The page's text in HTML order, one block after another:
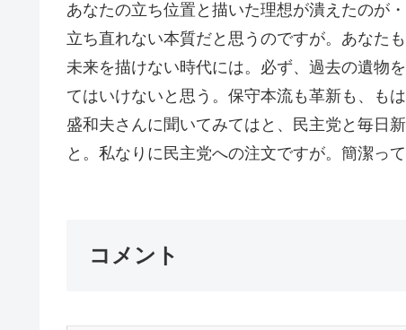
あなたの立ち位置と描いた理想が潰えたのが
立ち直れない本質だと思うのですが。あなた
未来を描けない時代には。必ず、過去の遺物
てはいけないと思う。保守本流も革新も、も
盛和夫さんに聞いてみてはと、民主党と毎日新
と。私なりに民主党への注文ですが。簡潔っ
コメント